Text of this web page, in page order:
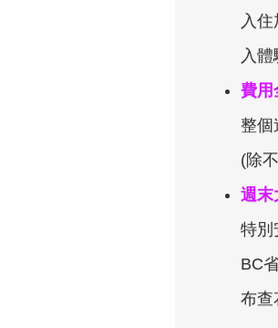
入
入
費
整個
(除
週
特別
BC
布查